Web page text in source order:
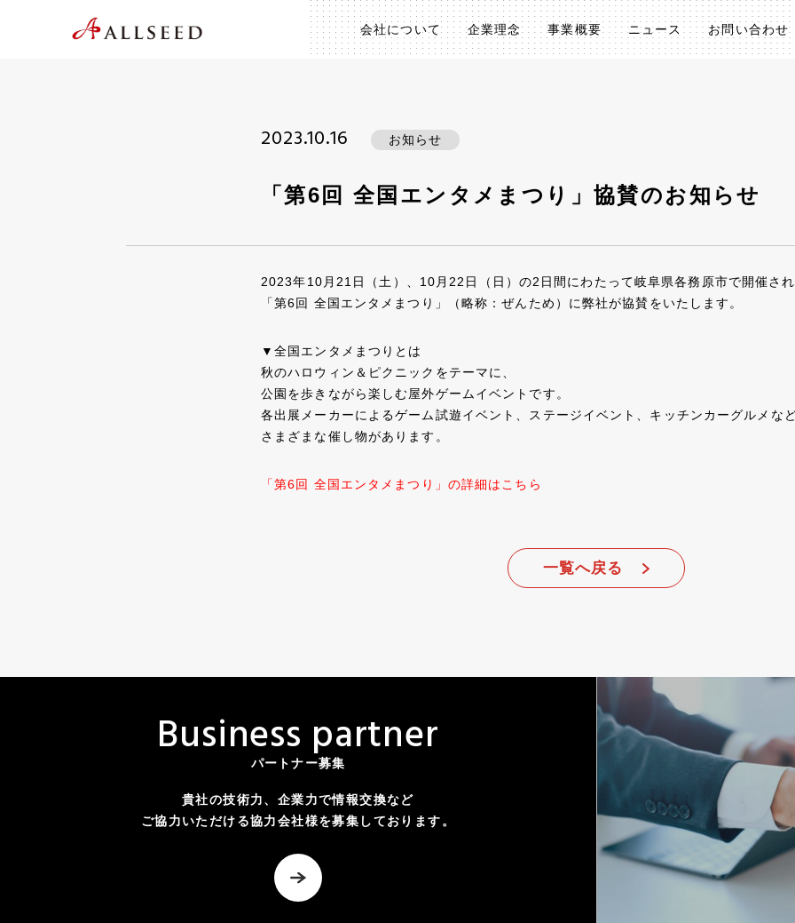
会社について 企業理念 事業概要 ニュース お問い合わせ
2023.10.16 お知らせ
「第6回 全国エンタメまつり」協賛のお知らせ
2023年10月21日（土）、10月22日（日）の2日間にわたって岐阜県各務原市で開催さ
「第6回 全国エンタメまつり」（略称：ぜんため）に弊社が協賛をいたします。
▼全国エンタメまつりとは
秋のハロウィン＆ピクニックをテーマに、
公園を歩きながら楽しむ屋外ゲームイベントです。
各出展メーカーによるゲーム試遊イベント、ステージイベント、キッチンカーグルメな
さまざまな催し物があります。
「第6回 全国エンタメまつり」の詳細はこちら
一覧へ戻る
Business partner
パートナー募集
貴社の技術力、企業力で情報交換など
ご協力いただける協力会社様を募集しております。